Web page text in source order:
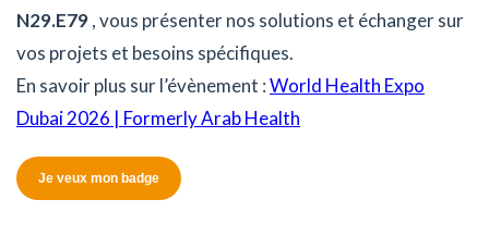
N29.E79, vous présenter nos solutions et échanger sur
vos projets et besoins spécifiques.
En savoir plus sur l’évènement :World Health Expo
Dubai 2026 | Formerly Arab Health
Je veux mon badge